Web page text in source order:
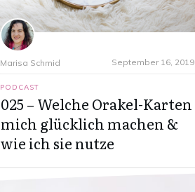
Marisa Schmid September 16, 2019
PODCAST
025 – Welche Orakel-Karten
mich glücklich machen &
wie ich sie nutze